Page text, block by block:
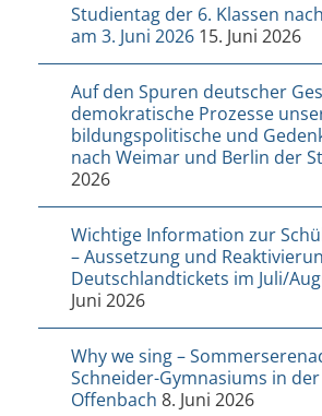
Studientag der 6. Klassen
am 3. Juni 2026 15. Juni 2026
Auf den Spuren deutscher
demokratische Prozesse
bildungspolitische und
nach Weimar und Berlin der
2026
Wichtige Information zur
– Aussetzung und
Deutschlandtickets im Juli/
Juni 2026
Why we sing –
Schneider-Gymnasiums in
Offenbach 8. Juni 2026